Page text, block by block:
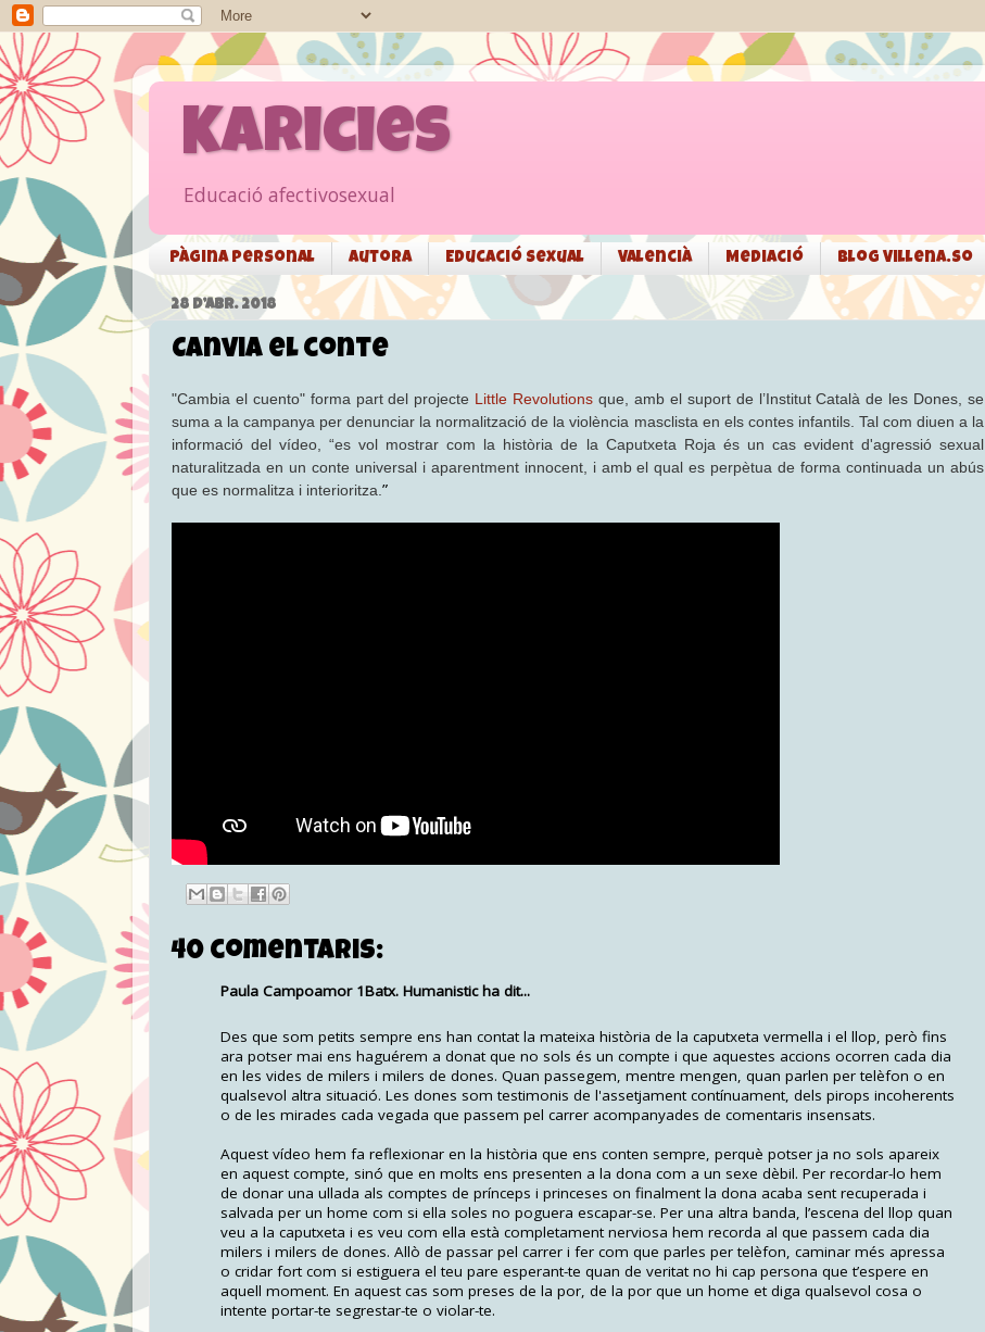
Karicies
Educació afectivosexual
Pàgina personal Autora Educació sexual Valencià Mediació Blog Villena.so
28 D’ABR. 2018
Canvia el conte
"Cambia el cuento" forma part del projecte Little Revolutions que, amb el suport de l’Institut Català de les Dones, se
suma a la campanya per denunciar la normalització de la violència masclista en els contes infantils. Tal com diuen a la
informació del vídeo, “es vol mostrar com la història de la Caputxeta Roja és un cas evident d'agressió sexual
naturalitzada en un conte universal i aparentment innocent, i amb el qual es perpètua de forma continuada un abús
que es normalitza i interioritza. ”
40 comentaris:
Paula Campoamor 1Batx. Humanistic ha dit...
Des que som petits sempre ens han contat la mateixa història de la caputxeta vermella i el llop, però fins
ara potser mai ens haguérem a donat que no sols és un compte i que aquestes accions ocorren cada dia
en les vides de milers i milers de dones. Quan passegem, mentre mengen, quan parlen per telèfon o en
qualsevol altra situació. Les dones som testimonis de l'assetjament contínuament, dels pirops incoherents
o de les mirades cada vegada que passem pel carrer acompanyades de comentaris insensats.
Aquest vídeo hem fa reflexionar en la història que ens conten sempre, perquè potser ja no sols apareix
en aquest compte, sinó que en molts ens presenten a la dona com a un sexe dèbil. Per recordar-lo hem
de donar una ullada als comptes de prínceps i princeses on finalment la dona acaba sent recuperada i
salvada per un home com si ella soles no poguera escapar-se. Per una altra banda, l’escena del llop quan
veu a la caputxeta i es veu com ella està completament nerviosa hem recorda al que passem cada dia
milers i milers de dones. Allò de passar pel carrer i fer com que parles per telèfon, caminar més apressa
o cridar fort com si estiguera el teu pare esperant-te quan de veritat no hi cap persona que t’espere en
aquell moment. En aquest cas som preses de la por, de la por que un home et diga qualsevol cosa o
intente portar-te segrestar-te o violar-te.